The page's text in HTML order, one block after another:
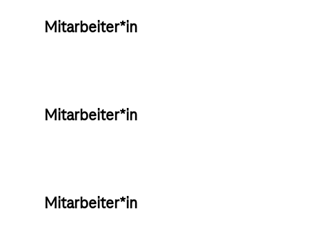
Mitarbeiter*in
Mitarbeiter*in
Mitarbeiter*in